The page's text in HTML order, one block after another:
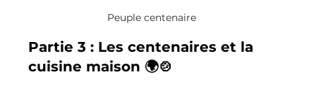
Peuple centenaire
Partie 3 : Les centenaires et la
cuisine maison 🌍🍲